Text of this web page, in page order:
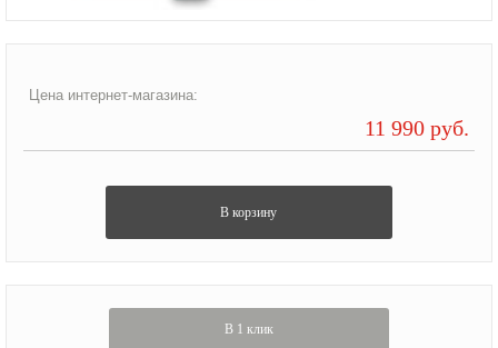
Цена интернет-магазина:
11 990 руб.
В корзину
В 1 клик